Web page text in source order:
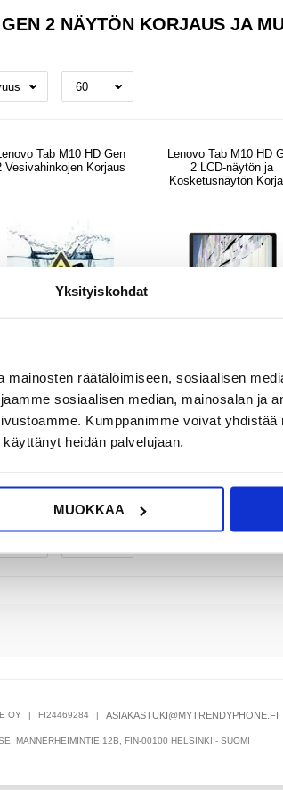
Yksityiskohdat
räätälöimiseen, sosiaalisen
sosiaalisen median, mainosalan ja
Kumppanimme voivat yhdistää
heidän palvelujaan.
MUOKKAA
2 NÄYTÖN KORJAUS JA
Tab M10 HD Gen
Vesivahinkojen Korjaus
36,95 EUR
VARASTOSSA
Lenovo Tab M10 HD
2 LCD-näytön ja
Kosketusnäytön
87,95 EUR
OY | FI24469284 | ASIAKASTUKI@MYTRENDYPHONE.FI
MANNERHEIMINTIE 12B, FIN-00100 HELSINKI - SUOMI